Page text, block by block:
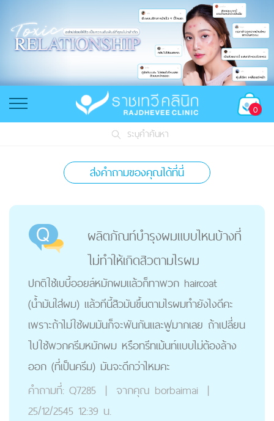
0
ระบุคำค้นหา
ส่งคำถามของคุณได้ที่นี่
ผลิตภัณท์บำรุงผมแบบไหนบ้างที่
ไม่ทำให้เกิดสิวตามไรผม
ปกติใช้เบบี้ออยล์หมักผมแล้วก็ทาพวก haircoat
(น้ำมันใส่ผม) แล้วทีนี้สิวมันขึ้นตามไรผมทำยังไงดีคะ
เพราะถ้าไม่ใช้ผมมันก็จะพันกันและฟูมากเลย ถ้าเปลี่ยน
ไปใช้พวกครีมหมักผม หรือทรีทเม้นท์แบบไม่ต้องล้าง
ออก (ที่เป็นครีม) มันจะดีกว่าไหมคะ
คำถามที่: Q7285 | จากคุณ borbaimai |
25/12/2545 12:39 น.